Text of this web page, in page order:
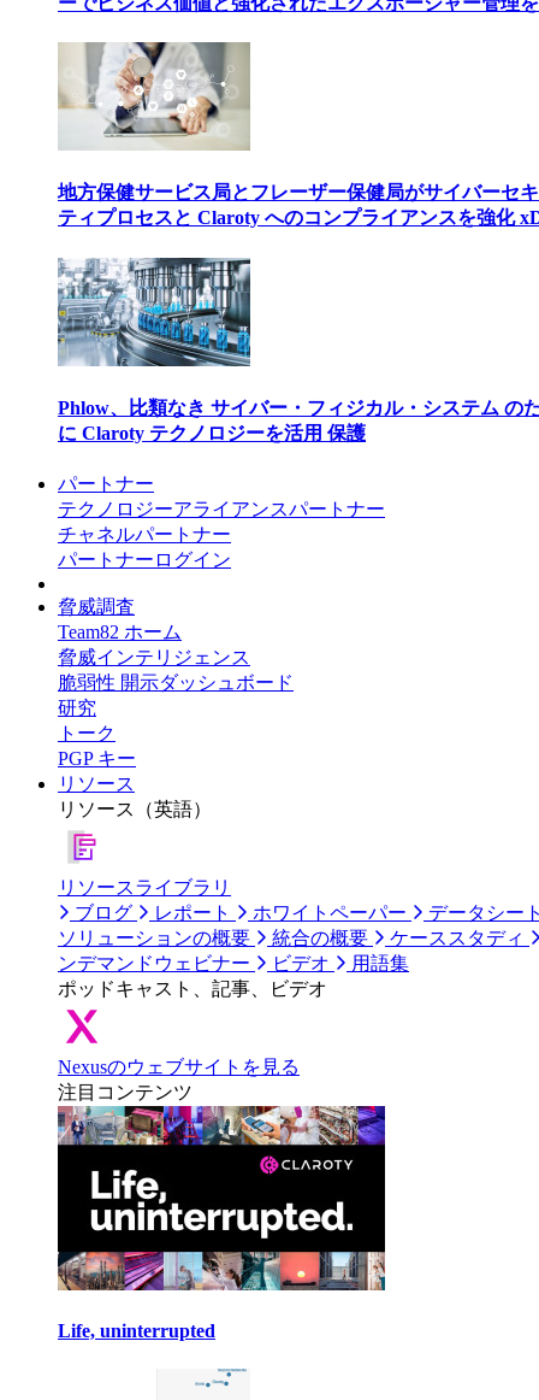
地方保健サービス局とフレーザー保健局がサイバーセ
ティプロセスと Claroty へのコンプライアンスを強化
Phlow、比類なき サイバー・フィジカル・システム の
に Claroty テクノロジーを活用 保護
パートナー
テクノロジーアライアンスパートナー
チャネルパートナー
パートナーログイン
脅威調査
Team82 ホーム
脅威インテリジェンス
脆弱性 開示ダッシュボード
研究
トーク
PGP キー
リソース
リソース（英語）
リソースライブラリ
ブログ
レポート ホワイトペーパー
データシー
ソリューションの概要
統合の概要
ケーススタディ
ンデマンドウェビナー
ビデオ
用語集
ポッドキャスト、記事、ビデオ
Nexusのウェブサイトを見る
注目コンテンツ
Life, uninterrupted